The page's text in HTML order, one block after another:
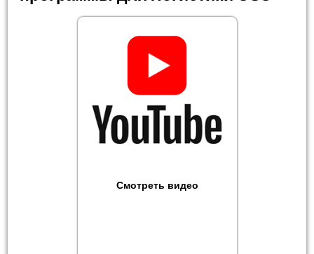
Смотреть видео